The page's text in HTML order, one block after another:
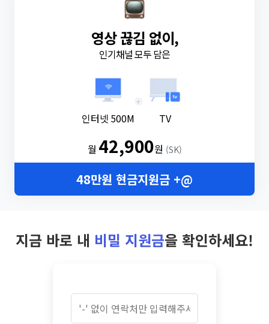
영상 끊김 없이,
인기채널 모두 담은
인터넷 500M
+
TV
월 42,900원 (SK)
48만원 현금지원금 +@
지금 바로 내 비밀 지원금을 확인하세요!